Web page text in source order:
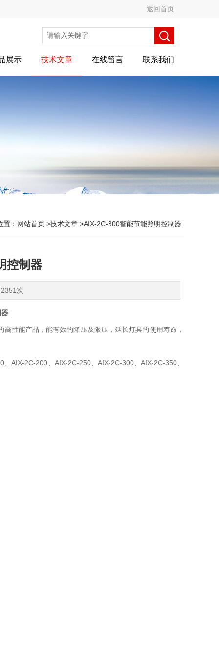
返回首页
展示 技术文章 在线留言 联系我们
置： 网站首页 >技术文章 >AIX-2C-300智能节能照明控制器
控制器
次
性能产品，能有效的降压及限压，延长灯具的使用寿命，
AIX-2C-200、AIX-2C-250、AIX-2C-300、AIX-2C-350、